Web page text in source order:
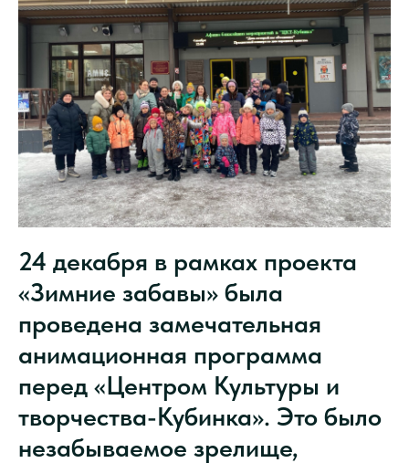
24 декабря в рамках проекта
«Зимние забавы» была
проведена замечательная
анимационная программа
перед «Центром Культуры и
творчества-Кубинка». Это было
незабываемое зрелище,